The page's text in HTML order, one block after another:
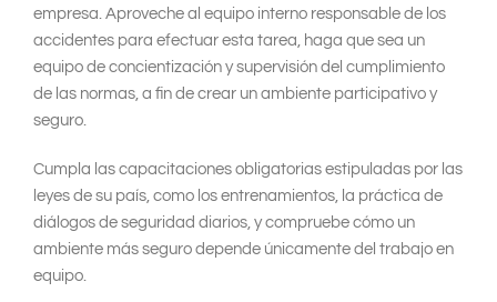
empresa. Aproveche al equipo interno responsable de los
accidentes para efectuar esta tarea, haga que sea un
equipo de concientización y supervisión del cumplimiento
de las normas, a fin de crear un ambiente participativo y
seguro.
Cumpla las capacitaciones obligatorias estipuladas por las
leyes de su país, como los entrenamientos, la práctica de
diálogos de seguridad diarios, y compruebe cómo un
ambiente más seguro depende únicamente del trabajo en
equipo.